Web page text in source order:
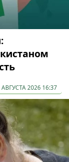
АВГУСТА 2026 16:37